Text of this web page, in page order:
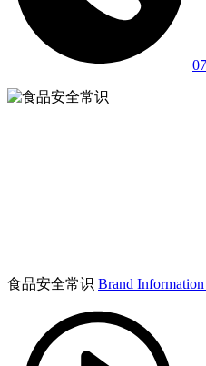
食品安全常识 Brand Information